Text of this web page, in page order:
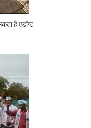
है एडॉप्ट